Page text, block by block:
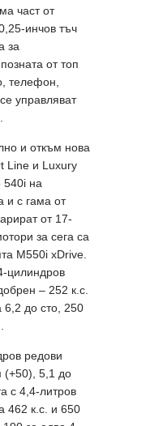
част от
инчов тъч
за
от топ
телефон,
управляват
и откъм нова
Line и Luxury
540i на
и с гама от
от 17-
за сега са
M550i xDrive.
цилиндров
– 252 к.с.
6,2 до сто, 250
редови
(+50), 5,1 до
с 4,4-литров
462 к.с. и 650